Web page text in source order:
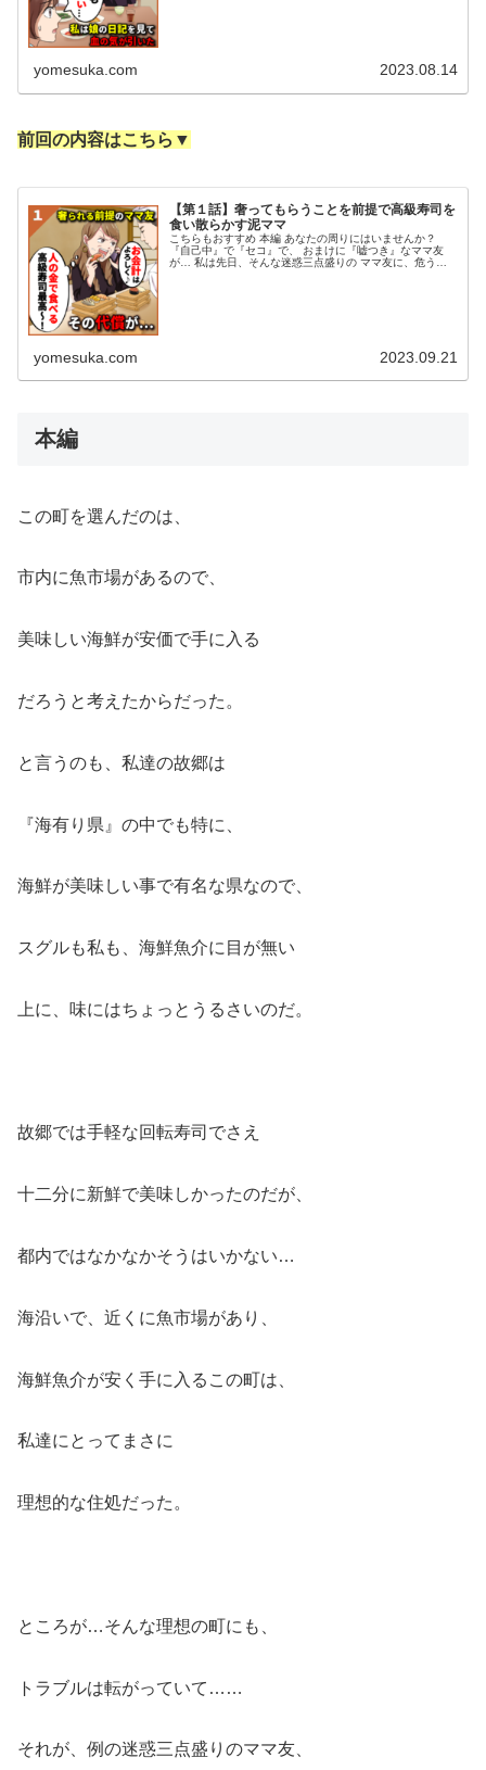
yomesuka.com 2023.08.14
前回の内容はこちら▼
【第１話】奢ってもらうことを前提で高級寿司を
食い散らかす泥ママ
こちらもおすすめ 本編 あなたの周りにはいませんか？
『自己中』で『セコ』で、 おまけに『嘘つき』なママ友
が… 私は先日、そんな迷惑三点盛りの ママ友に、危うく
yomesuka.com 2023.09.21
本編
この町を選んだのは、
市内に魚市場があるので、
美味しい海鮮が安価で手に入る
だろうと考えたからだった。
と言うのも、私達の故郷は
『海有り県』の中でも特に、
海鮮が美味しい事で有名な県なので、
スグルも私も、海鮮魚介に目が無い
上に、味にはちょっとうるさいのだ。
故郷では手軽な回転寿司でさえ
十二分に新鮮で美味しかったのだが、
都内ではなかなかそうはいかない…
海沿いで、近くに魚市場があり、
海鮮魚介が安く手に入るこの町は、
私達にとってまさに
理想的な住処だった。
ところが…そんな理想の町にも、
トラブルは転がっていて……
それが、例の迷惑三点盛りのママ友、